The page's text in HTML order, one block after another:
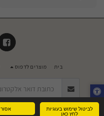
לביטול שימוש בעוגיות
לחץ כאן
אסור
בית מוצרים לדפוס
זכויות יוצרים © 2026 כל הזכויות שמורות -